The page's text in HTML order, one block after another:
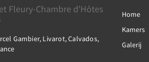
Fleury-Chambre d'Hôtes
Gambier, Livarot, Calvados,
Home
Kamers
Galerij